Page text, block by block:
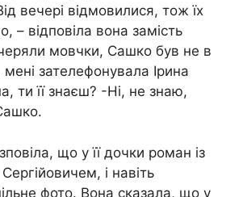
вечері відмовилися, тож їх
– відповіла вона замість
мовчки, Сашко був не в
мені зателефонувала Ірина
ти її знаєш? -Ні, не знаю,
що у її дочки роман із
і навіть
фото. Вона сказала, що у